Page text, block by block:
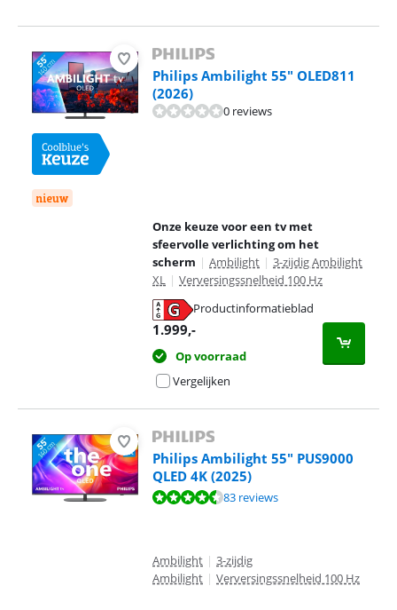
nieuw
Philips Ambilight 55" OLED811
(2026)
0 reviews
Onze keuze voor een tv met
sfeervolle verlichting om het
scherm | Ambilight | 3-zijdig Ambilight
XL | Verversingssnelheid 100 Hz
Productinformatieblad
1.999,-
Op voorraad
Vergelijken
Philips Ambilight 55" PUS9000
QLED 4K (2025)
Beoordeling is 8,5 van de 10, gebaseerd op 83 reviews.
83 reviews
Ambilight | 3-zijdig
Ambilight | Verversingssnelheid 100 Hz